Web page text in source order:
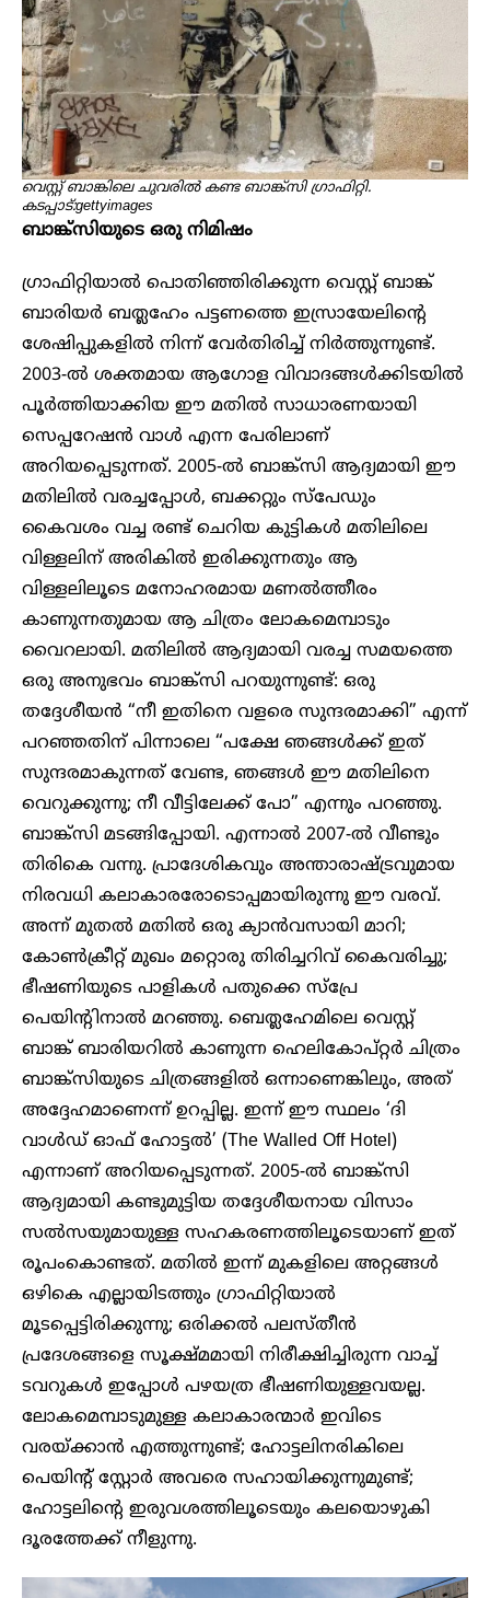
വെസ്റ്റ് ബാങ്കിലെ ചുവരിൽ കണ്ട ബാങ്ക്സി ഗ്രാഫിറ്റി.
കടപ്പാട്‌:gettyimages
ബാങ്ക്‌സിയുടെ ഒരു നിമിഷം
ഗ്രാഫിറ്റിയാൽ പൊതിഞ്ഞിരിക്കുന്ന വെസ്റ്റ് ബാങ്ക്
ബാരിയർ ബത്ലഹേം പട്ടണത്തെ ഇസ്രായേലിന്റെ
ശേഷിപ്പുകളിൽ നിന്ന് വേർതിരിച്ച് നിര്‍ത്തുന്നുണ്ട്.
2003-ൽ ശക്തമായ ആഗോള വിവാദങ്ങൾക്കിടയിൽ
പൂർത്തിയാക്കിയ ഈ മതിൽ സാധാരണയായി
സെപ്പറേഷൻ വാൾ എന്ന പേരിലാണ്
അറിയപ്പെടുന്നത്. 2005-ൽ ബാങ്ക്സി ആദ്യമായി ഈ
മതിലിൽ വരച്ചപ്പോൾ, ബക്കറ്റും സ്പേഡും
കൈവശം വച്ച രണ്ട് ചെറിയ കുട്ടികൾ മതിലിലെ
വിള്ളലിന് അരികിൽ ഇരിക്കുന്നതും ആ
വിള്ളലിലൂടെ മനോഹരമായ മണൽത്തീരം
കാണുന്നതുമായ ആ ചിത്രം ലോകമെമ്പാടും
വൈറലായി. മതിലിൽ ആദ്യമായി വരച്ച സമയത്തെ
ഒരു അനുഭവം ബാങ്ക്സി പറയുന്നുണ്ട്: ഒരു
തദ്ദേശീയൻ “നീ ഇതിനെ വളരെ സുന്ദരമാക്കി” എന്ന്
പറഞ്ഞതിന് പിന്നാലെ “പക്ഷേ ഞങ്ങൾക്ക് ഇത്
സുന്ദരമാകുന്നത് വേണ്ട, ഞങ്ങൾ ഈ മതിലിനെ
വെറുക്കുന്നു; നീ വീട്ടിലേക്ക് പോ” എന്നും പറഞ്ഞു.
ബാങ്ക്സി മടങ്ങിപ്പോയി. എന്നാൽ 2007-ൽ വീണ്ടും
തിരികെ വന്നു. പ്രാദേശികവും അന്താരാഷ്ട്രവുമായ
നിരവധി കലാകാരരോടൊപ്പമായിരുന്നു ഈ വരവ്.
അന്ന് മുതൽ മതിൽ ഒരു ക്യാൻവസായി മാറി;
കോൺക്രീറ്റ് മുഖം മറ്റൊരു തിരിച്ചറിവ് കൈവരിച്ചു;
ഭീഷണിയുടെ പാളികൾ പതുക്കെ സ്പ്രേ
പെയിന്റിനാൽ മറഞ്ഞു. ബെത്ലഹേമിലെ വെസ്റ്റ്
ബാങ്ക് ബാരിയറിൽ കാണുന്ന ഹെലികോപ്റ്റർ ചിത്രം
ബാങ്ക്സിയുടെ ചിത്രങ്ങളിൽ ഒന്നാണെങ്കിലും, അത്
അദ്ദേഹമാണെന്ന് ഉറപ്പില്ല. ഇന്ന് ഈ സ്ഥലം ‘ദി
വാൾഡ് ഓഫ് ഹോട്ടൽ’ (The Walled Off Hotel)
എന്നാണ് അറിയപ്പെടുന്നത്. 2005-ൽ ബാങ്ക്സി
ആദ്യമായി കണ്ടുമുട്ടിയ തദ്ദേശീയനായ വിസാം
സൽസയുമായുള്ള സഹകരണത്തിലൂടെയാണ് ഇത്
രൂപംകൊണ്ടത്. മതിൽ ഇന്ന് മുകളിലെ അറ്റങ്ങൾ
ഒഴികെ എല്ലായിടത്തും ഗ്രാഫിറ്റിയാൽ
മൂടപ്പെട്ടിരിക്കുന്നു; ഒരിക്കൽ പലസ്തീൻ
പ്രദേശങ്ങളെ സൂക്ഷ്മമായി നിരീക്ഷിച്ചിരുന്ന വാച്ച്
ടവറുകൾ ഇപ്പോൾ പഴയത്ര ഭീഷണിയുള്ളവയല്ല.
ലോകമെമ്പാടുമുള്ള കലാകാരന്മാർ ഇവിടെ
വരയ്ക്കാൻ എത്തുന്നുണ്ട്; ഹോട്ടലിനരികിലെ
പെയിന്റ് സ്റ്റോർ അവരെ സഹായിക്കുന്നുമുണ്ട്;
ഹോട്ടലിന്റെ ഇരുവശത്തിലൂടെയും കലയൊഴുകി
ദൂരത്തേക്ക് നീളുന്നു.